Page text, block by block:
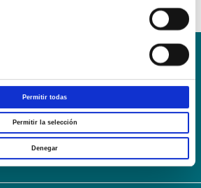
Permitir todas
Permitir la selección
Denegar
Y CONDICIONES DE SERVICIOS
ONLINE
Política de cookies
Webmail User Login